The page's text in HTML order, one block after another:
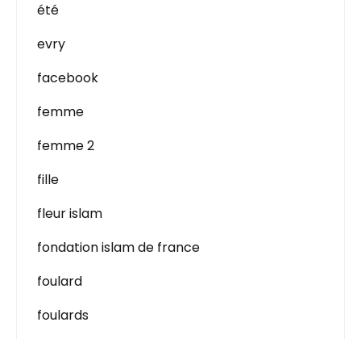
été
evry
facebook
femme
femme 2
fille
fleur islam
fondation islam de france
foulard
foulards